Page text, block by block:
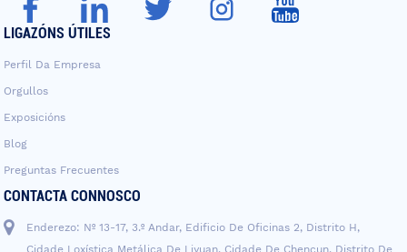
LIGAZÓNS ÚTILES
Perfil Da Empresa
Orgullos
Exposicións
Blog
Preguntas Frecuentes
CONTACTA CONNOSCO
Enderezo: Nº 13-17, 3.º Andar, Edificio De Oficinas 2, Distrito H,